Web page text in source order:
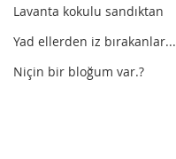
Lavanta kokulu sandıktan
Yad ellerden iz bırakanlar...
Niçin bir bloğum var.?